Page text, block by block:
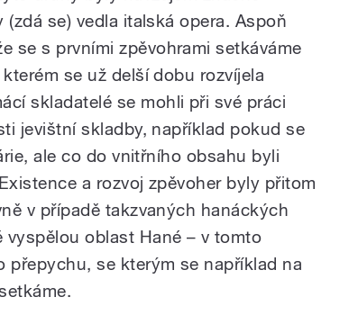
se) vedla italská opera. Aspoň
se s prvními zpěvohrami setkáváme
se už delší dobu rozvíjela
skladatelé se mohli při své práci
jevištní skladby, například pokud se
ale co do vnitřního obsahu byli
a rozvoj zpěvoher byly přitom
v případě takzvaných hanáckých
oblast Hané – v tomto
přepychu, se kterým se například na